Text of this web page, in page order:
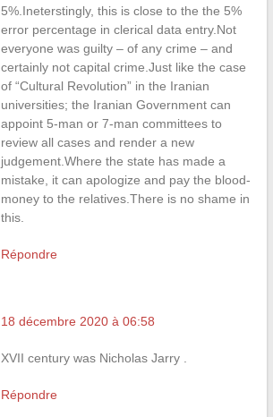
5%.Ineterstingly, this is close to the the 5%
error percentage in clerical data entry.Not
everyone was guilty – of any crime – and
certainly not capital crime.Just like the case
of “Cultural Revolution” in the Iranian
universities; the Iranian Government can
appoint 5-man or 7-man committees to
review all cases and render a new
judgement.Where the state has made a
mistake, it can apologize and pay the blood-
money to the relatives.There is no shame in
this.
Répondre
18 décembre 2020 à 06:58
XVII century was Nicholas Jarry .
Répondre